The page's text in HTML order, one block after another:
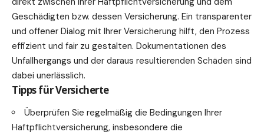
Geschädigten bzw. dessen Versicherung. Ein transparenter
und offener Dialog mit Ihrer Versicherung hilft, den Prozess
effizient und fair zu gestalten. Dokumentationen des
Unfallhergangs und der daraus resultierenden Schäden sind
dabei unerlässlich.
Tipps für Versicherte
Überprüfen Sie regelmäßig die Bedingungen Ihrer
Haftpflichtversicherung, insbesondere die